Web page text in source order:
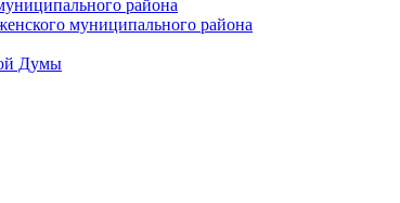
района
муниципального района
Думы